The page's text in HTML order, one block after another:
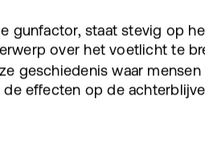
gunfactor, staat stevig op
over het voetlicht te
geschiedenis waar
effecten op de